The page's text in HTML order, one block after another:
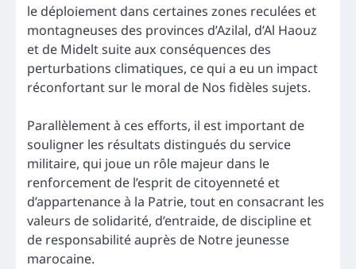
le déploiement dans certaines zones reculées et
montagneuses des provinces d’Azilal, d’Al Haouz
et de Midelt suite aux conséquences des
perturbations climatiques, ce qui a eu un impact
réconfortant sur le moral de Nos fidèles sujets.
Parallèlement à ces efforts, il est important de
souligner les résultats distingués du service
militaire, qui joue un rôle majeur dans le
renforcement de l’esprit de citoyenneté et
d’appartenance à la Patrie, tout en consacrant les
valeurs de solidarité, d’entraide, de discipline et
de responsabilité auprès de Notre jeunesse
marocaine.